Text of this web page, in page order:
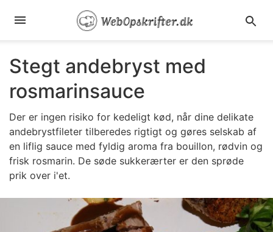
Stegt andebryst med
rosmarinsauce
Der er ingen risiko for kedeligt kød, når dine delikate
andebrystfileter tilberedes rigtigt og gøres selskab af
en liflig sauce med fyldig aroma fra bouillon, rødvin og
frisk rosmarin. De søde sukkerærter er den sprøde
prik over i'et.